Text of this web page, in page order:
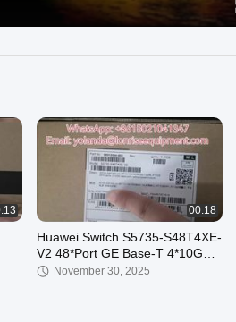
00:18
Huawei Switch S5735-S48T4XE-
V2 48*Port GE Base-T 4*10GE
SFP+ Port 2*12GE Port
November 30, 2025